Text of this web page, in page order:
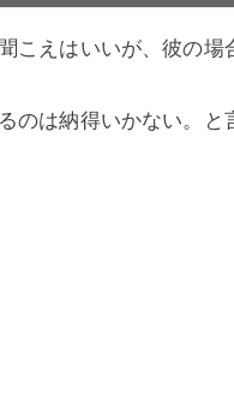
こえはいいが、彼の
のは納得いかない。